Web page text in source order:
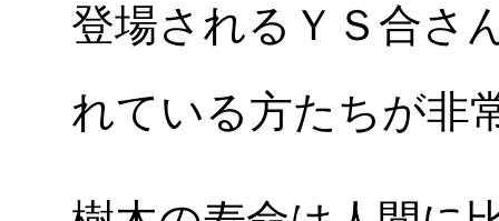
登場されるＹＳ合さ
れている方たちが非